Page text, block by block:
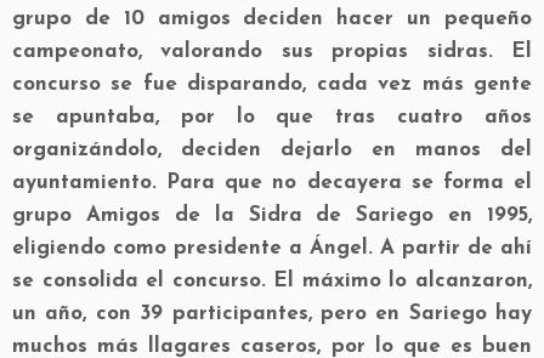
grupo de 10 amigos deciden hacer un pequeño
campeonato, valorando sus propias sidras. El
concurso se fue disparando, cada vez más gente
se apuntaba, por lo que tras cuatro años
organizándolo, deciden dejarlo en manos del
ayuntamiento. Para que no decayera se forma el
grupo Amigos de la Sidra de Sariego en 1995,
eligiendo como presidente a Ángel. A partir de ahí
se consolida el concurso. El máximo lo alcanzaron,
un año, con 39 participantes, pero en Sariego hay
muchos más llagares caseros, por lo que es buen